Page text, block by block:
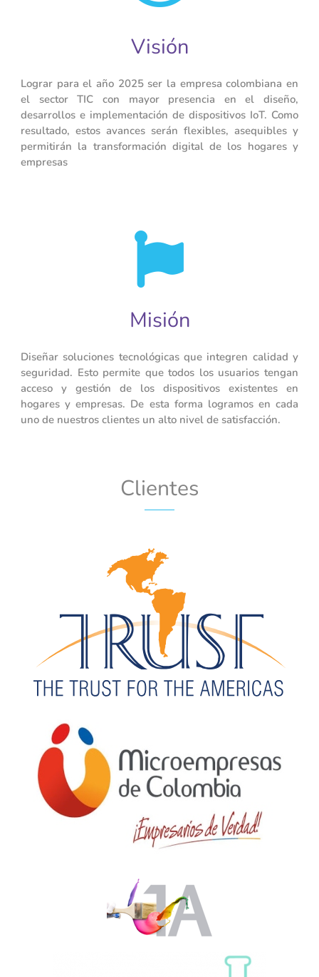
Visión
Lograr para el año 2025 ser la empresa colombiana en
el sector TIC con mayor presencia en el diseño,
desarrollos e implementación de dispositivos IoT. Como
resultado, estos avances serán flexibles, asequibles y
permitirán la transformación digital de los hogares y
empresas
Misión
Diseñar soluciones tecnológicas que integren calidad y
seguridad. Esto permite que todos los usuarios tengan
acceso y gestión de los dispositivos existentes en
hogares y empresas. De esta forma logramos en cada
uno de nuestros clientes un alto nivel de satisfacción.
Clientes